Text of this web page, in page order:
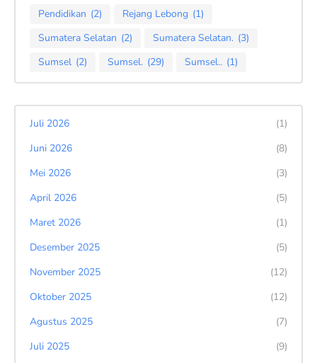
Pendidikan (2) Rejang Lebong (1)
Sumatera Selatan (2) Sumatera Selatan. (3)
Sumsel (2) Sumsel. (29) Sumsel.. (1)
Juli 2026
(1)
Juni 2026
(8)
Mei 2026
(3)
April 2026
(5)
Maret 2026
(1)
Desember 2025
(5)
November 2025
(12)
Oktober 2025
(12)
Agustus 2025
(7)
Juli 2025
(9)